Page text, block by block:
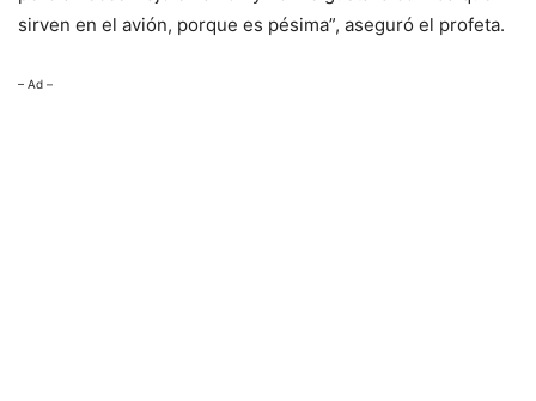
sirven en el avión, porque es pésima”, aseguró el profeta.
– Ad –